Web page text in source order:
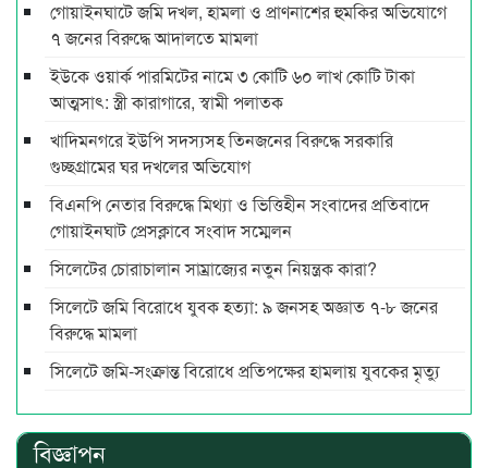
গোয়াইনঘাটে জমি দখল, হামলা ও প্রাণনাশের হুমকির অভিযোগে
৭ জনের বিরুদ্ধে আদালতে মামলা
ইউকে ওয়ার্ক পারমিটের নামে ৩ কোটি ৬০ লাখ কোটি টাকা
আত্মসাৎ: স্ত্রী কারাগারে, স্বামী পলাতক
খাদিমনগরে ইউপি সদস্যসহ তিনজনের বিরুদ্ধে সরকারি
গুচ্ছগ্রামের ঘর দখলের অভিযোগ
বিএনপি নেতার বিরুদ্ধে মিথ্যা ও ভিত্তিহীন সংবাদের প্রতিবাদে
গোয়াইনঘাট প্রেসক্লাবে সংবাদ সম্মেলন
সিলেটের চোরাচালান সাম্রাজ্যের নতুন নিয়ন্ত্রক কারা?
সিলেটে জমি বিরোধে যুবক হত্যা: ৯ জনসহ অজ্ঞাত ৭-৮ জনের
বিরুদ্ধে মামলা
সিলেটে জমি-সংক্রান্ত বিরোধে প্রতিপক্ষের হামলায় যুবকের মৃত্যু
বিজ্ঞাপন